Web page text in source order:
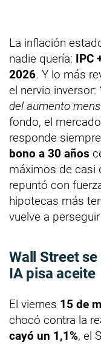
La inflación
nadie quería: IPC
2026. Y lo más
el nervio inversor:
del aumento
fondo, el
responde
bono a 30 años
máximos de casi
repuntó con
hipotecas más
vuelve a
Wall Street
IA pisa aceite
El viernes 15 de
chocó contra la
cayó un 1,1%, el